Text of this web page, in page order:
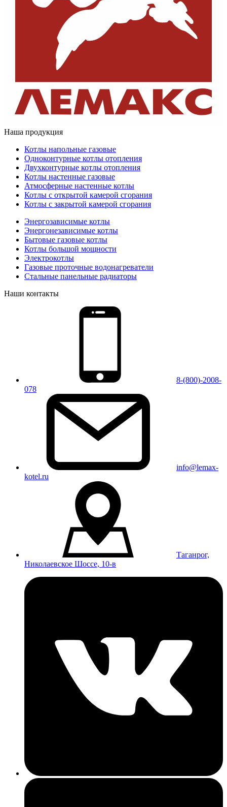
Наша продукция
Котлы напольные газовые
Одноконтурные котлы отопления
Двухконтурные котлы отопления
Котлы настенные газовые
Атмосферные настенные котлы
Котлы с открытой камерой сгорания
Котлы с закрытой камерой сгорания
Энергозависимые котлы
Энергонезависимые котлы
Бытовые газовые котлы
Котлы большой мощности
Электрокотлы
Газовые проточные водонагреватели
Стальные панельные радиаторы
Наши контакты
8-(800)-2008-
078
info@lemax-
kotel.ru
Таганрог,
Николаевское Шоссе, 10-в